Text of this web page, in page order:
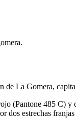
de La Gomera,
(Pantone 485 C)
estrechas